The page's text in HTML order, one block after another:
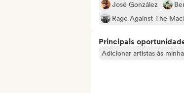
José González
Rage Against The
Principais
Adicionar artistas às